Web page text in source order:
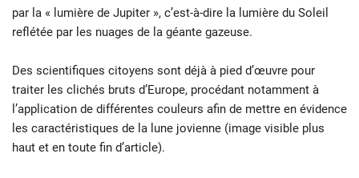
par la « lumière de Jupiter », c’est-à-dire la lumière du Soleil
reflétée par les nuages de la géante gazeuse.
Des scientifiques citoyens sont déjà à pied d’œuvre pour
traiter les clichés bruts d’Europe, procédant notamment à
l’application de différentes couleurs afin de mettre en évidence
les caractéristiques de la lune jovienne (image visible plus
haut et en toute fin d’article).